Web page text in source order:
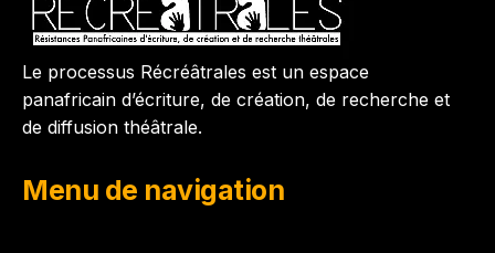
Le processus Récréâtrales est un espace
panafricain d’écriture, de création, de recherche et
de diffusion théâtrale.
Menu de navigation